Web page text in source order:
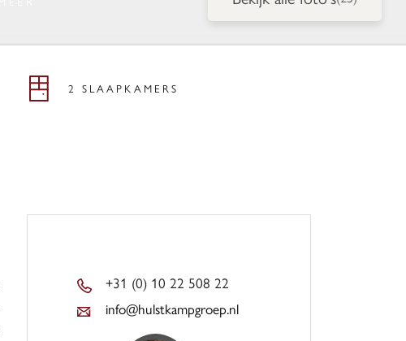
2 SLAAPKAMERS
+31 (0) 10 22 508 22
info@hulstkampgroep.nl